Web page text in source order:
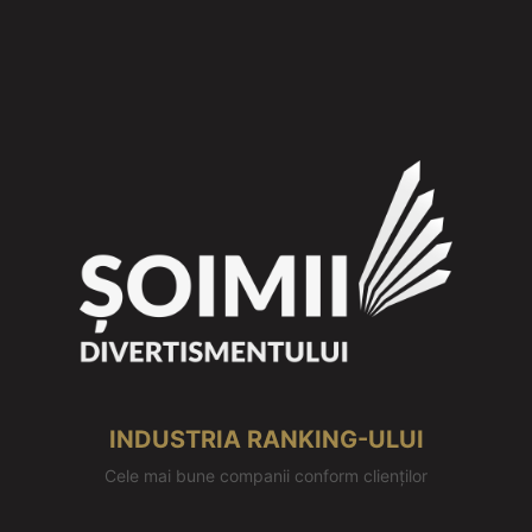
INDUSTRIA RANKING-ULUI
Cele mai bune companii conform clienților